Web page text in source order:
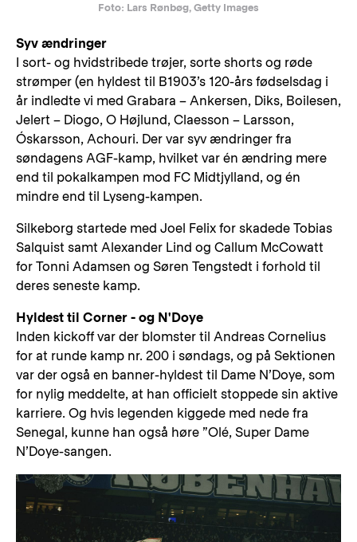
Foto: Lars Rønbøg, Getty Images
Syv ændringer
I sort- og hvidstribede trøjer, sorte shorts og røde
strømper (en hyldest til B1903’s 120-års fødselsdag i
år indledte vi med Grabara – Ankersen, Diks, Boilesen,
Jelert – Diogo, O Højlund, Claesson – Larsson,
Óskarsson, Achouri. Der var syv ændringer fra
søndagens AGF-kamp, hvilket var én ændring mere
end til pokalkampen mod FC Midtjylland, og én
mindre end til Lyseng-kampen.
Silkeborg startede med Joel Felix for skadede Tobias
Salquist samt Alexander Lind og Callum McCowatt
for Tonni Adamsen og Søren Tengstedt i forhold til
deres seneste kamp.
Hyldest til Corner - og N'Doye
Inden kickoff var der blomster til Andreas Cornelius
for at runde kamp nr. 200 i søndags, og på Sektionen
var der også en banner-hyldest til Dame N’Doye, som
for nylig meddelte, at han officielt stoppede sin aktive
karriere. Og hvis legenden kiggede med nede fra
Senegal, kunne han også høre ”Olé, Super Dame
N’Doye-sangen.